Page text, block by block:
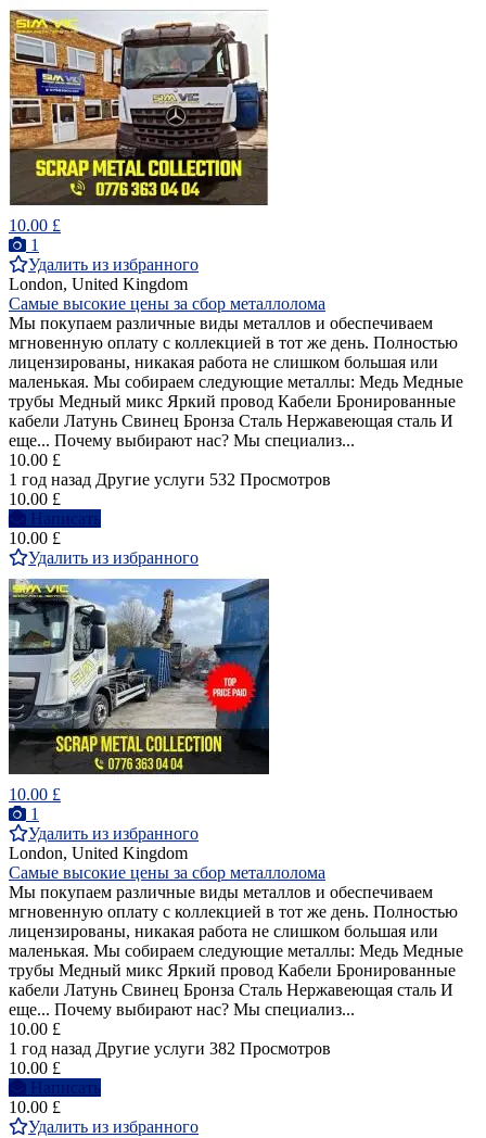
10.00 £
1
Удалить из избранного
London, United Kingdom
Самые высокие цены за сбор металлолома
Мы покупаем различные виды металлов и обеспечиваем
мгновенную оплату с коллекцией в тот же день. Полностью
лицензированы, никакая работа не слишком большая или
маленькая. Мы собираем следующие металлы: Медь Медные
трубы Медный микс Яркий провод Кабели Бронированные
кабели Латунь Свинец Бронза Сталь Нержавеющая сталь И
еще... Почему выбирают нас? Мы специализ...
10.00 £
1 год назад Другие услуги 532 Просмотров
10.00 £
Написать
10.00 £
Удалить из избранного
10.00 £
1
Удалить из избранного
London, United Kingdom
Самые высокие цены за сбор металлолома
Мы покупаем различные виды металлов и обеспечиваем
мгновенную оплату с коллекцией в тот же день. Полностью
лицензированы, никакая работа не слишком большая или
маленькая. Мы собираем следующие металлы: Медь Медные
трубы Медный микс Яркий провод Кабели Бронированные
кабели Латунь Свинец Бронза Сталь Нержавеющая сталь И
еще... Почему выбирают нас? Мы специализ...
10.00 £
1 год назад Другие услуги 382 Просмотров
10.00 £
Написать
10.00 £
Удалить из избранного